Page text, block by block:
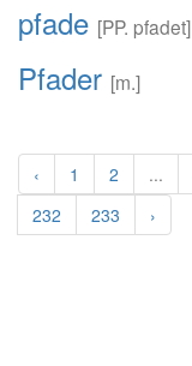
pfade [PP. pfadet]
Pfader [m.]
‹ 1 2 ...
232
233 ›